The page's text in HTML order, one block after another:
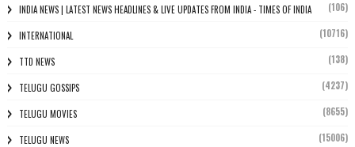
INDIA NEWS | LATEST NEWS HEADLINES & LIVE UPDATES FROM INDIA - TIMES OF INDIA (106)
INTERNATIONAL (10716)
TTD NEWS (138)
TELUGU GOSSIPS (4237)
TELUGU MOVIES (8655)
TELUGU NEWS (15006)